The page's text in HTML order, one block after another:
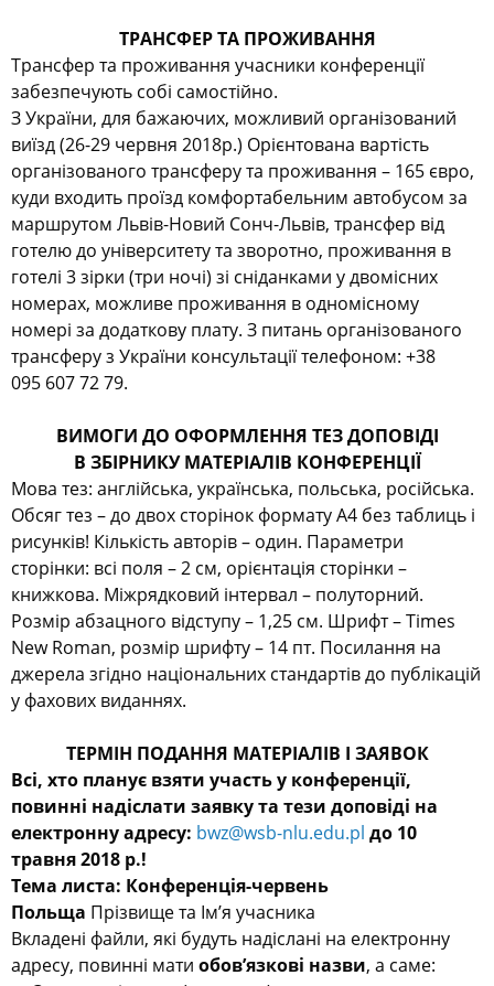
ТРАНСФЕР ТА ПРОЖИВАННЯ
Трансфер та проживання учасники конференції
забезпечують собі самостійно.
З України, для бажаючих, можливий організований
виїзд (26-29 червня 2018р.) Орієнтована вартість
організованого трансферу та проживання – 165 євро,
куди входить проїзд комфортабельним автобусом за
маршрутом Львів-Новий Сонч-Львів, трансфер від
готелю до університету та зворотно, проживання в
готелі 3 зірки (три ночі) зі сніданками у двомісних
номерах, можливе проживання в одномісному
номері за додаткову плату. З питань організованого
трансферу з України консультації телефоном: +38
095 607 72 79.
ВИМОГИ ДО ОФОРМЛЕННЯ ТЕЗ ДОПОВІДІ
В ЗБІРНИКУ МАТЕРІАЛІВ КОНФЕРЕНЦІЇ
Мова тез: англійська, українська, польська, російська.
Обсяг тез – до двох сторінок формату А4 без таблиць і
рисунків! Кількість авторів – один. Параметри
сторінки: всі поля – 2 см, орієнтація сторінки –
книжкова. Міжрядковий інтервал – полуторний.
Розмір абзацного відступу – 1,25 см. Шрифт – Times
New Roman, розмір шрифту – 14 пт. Посилання на
джерела згідно національних стандартів до публікацій
у фахових виданнях.
ТЕРМІН ПОДАННЯ МАТЕРІАЛІВ І ЗАЯВОК
Всі, хто планує взяти участь у конференції,
повинні надіслати заявкута тези доповіді на
електронну адресу: bwz@wsb-nlu.edu.pl до 10
травня 2018 р.!
Тема листа: Конференція-червень
Польща Прізвище та Ім’я учасника
Вкладені файли, які будуть надіслані на електронну
адресу, повинні мати обов’язкові назви, а саме: